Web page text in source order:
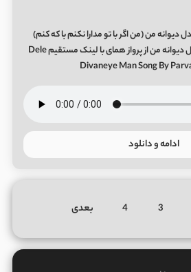
دیوانه من (من اگر با تو مدارا نکنم با که کنم)
گوش کنید موزیک جدید دل دیوانه من از پرواز همای با لینک مستقیم Dele
Divaneye Man Song By
ادامه و دانلود
3
4 بعدی